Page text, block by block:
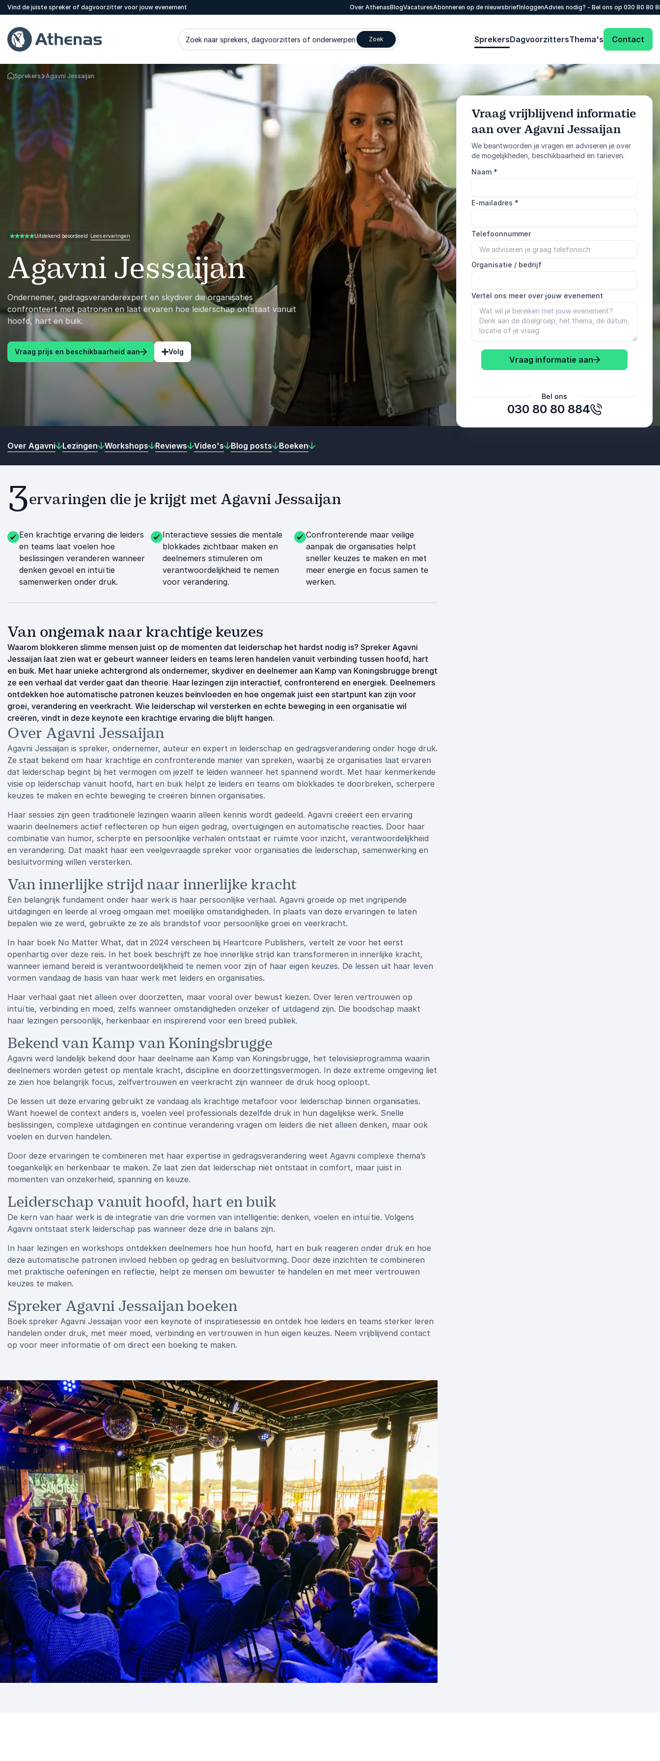
Vind de juiste spreker of dagvoorzitter voor jouw evenement Over AthenasBlogVacaturesAbonneren op de nieuwsbriefInloggenAdvies nodig? - Bel ons op 030 80 80
Zoek naar sprekers, dagvoorzitters of onderwerpen Zoek SprekersDagvoorzittersThema's Contact
Terug naar de startpagina
Sprekers Agavni Jessaijan
Agavni Jessaijan
Ondernemer, gedragsveranderexpert en skydiver die organisaties
confronteert met patronen en laat ervaren hoe leiderschap ontstaat vanuit
hoofd, hart en buik.
Vraag prijs en beschikbaarheid aan Volg
5.00 van 5Uitstekend beoordeeld Lees ervaringen
Vraag vrijblijvend informatie
aan over Agavni Jessaijan
We beantwoorden je vragen en adviseren je over
de mogelijkheden, beschikbaarheid en tarieven.
Naam *
E-mailadres *
Telefoonnummer
Organisatie / bedrijf
Vertel ons meer over jouw evenement
Vraag informatie aan
Bel ons
030 80 80 884
Projectleider HRM Vitaliteit bij Gemeente Leiden 6
januari 2022
Vraag informatie aan :
Over Agavni Lezingen Workshops Reviews Video's Blog posts Boeken
3ervaringen die je krijgt met Agavni Jessaijan
Een krachtige ervaring die leiders
en teams laat voelen hoe
beslissingen veranderen wanneer
denken gevoel en intuïtie
samenwerken onder druk.
Interactieve sessies die mentale
blokkades zichtbaar maken en
deelnemers stimuleren om
verantwoordelijkheid te nemen
voor verandering.
Confronterende maar veilige
aanpak die organisaties helpt
sneller keuzes te maken en met
meer energie en focus samen te
werken.
Van ongemak naar krachtige keuzes
Waarom blokkeren slimme mensen juist op de momenten dat leiderschap het hardst nodig is? Spreker Agavni
Jessaijan laat zien wat er gebeurt wanneer leiders en teams leren handelen vanuit verbinding tussen hoofd, hart
en buik. Met haar unieke achtergrond als ondernemer, skydiver en deelnemer aan Kamp van Koningsbrugge brengt
ze een verhaal dat verder gaat dan theorie. Haar lezingen zijn interactief, confronterend en energiek. Deelnemers
ontdekken hoe automatische patronen keuzes beïnvloeden en hoe ongemak juist een startpunt kan zijn voor
groei, verandering en veerkracht. Wie leiderschap wil versterken en echte beweging in een organisatie wil
creëren, vindt in deze keynote een krachtige ervaring die blijft hangen.
Over Agavni Jessaijan
Agavni Jessaijan is spreker, ondernemer, auteur en expert in leiderschap en gedragsverandering onder hoge druk.
Ze staat bekend om haar krachtige en confronterende manier van spreken, waarbij ze organisaties laat ervaren
dat leiderschap begint bij het vermogen om jezelf te leiden wanneer het spannend wordt. Met haar kenmerkende
visie op leiderschap vanuit hoofd, hart en buik helpt ze leiders en teams om blokkades te doorbreken, scherpere
keuzes te maken en echte beweging te creëren binnen organisaties.
Haar sessies zijn geen traditionele lezingen waarin alleen kennis wordt gedeeld. Agavni creëert een ervaring
waarin deelnemers actief reflecteren op hun eigen gedrag, overtuigingen en automatische reacties. Door haar
combinatie van humor, scherpte en persoonlijke verhalen ontstaat er ruimte voor inzicht, verantwoordelijkheid
en verandering. Dat maakt haar een veelgevraagde spreker voor organisaties die leiderschap, samenwerking en
besluitvorming willen versterken.
Van innerlijke strijd naar innerlijke kracht
Een belangrijk fundament onder haar werk is haar persoonlijke verhaal. Agavni groeide op met ingrijpende
uitdagingen en leerde al vroeg omgaan met moeilijke omstandigheden. In plaats van deze ervaringen te laten
bepalen wie ze werd, gebruikte ze ze als brandstof voor persoonlijke groei en veerkracht.
In haar boek No Matter What, dat in 2024 verscheen bij Heartcore Publishers, vertelt ze voor het eerst
openhartig over deze reis. In het boek beschrijft ze hoe innerlijke strijd kan transformeren in innerlijke kracht,
wanneer iemand bereid is verantwoordelijkheid te nemen voor zijn of haar eigen keuzes. De lessen uit haar leven
vormen vandaag de basis van haar werk met leiders en organisaties.
Haar verhaal gaat niet alleen over doorzetten, maar vooral over bewust kiezen. Over leren vertrouwen op
intuïtie, verbinding en moed, zelfs wanneer omstandigheden onzeker of uitdagend zijn. Die boodschap maakt
haar lezingen persoonlijk, herkenbaar en inspirerend voor een breed publiek.
Bekend van Kamp van Koningsbrugge
Agavni werd landelijk bekend door haar deelname aan Kamp van Koningsbrugge, het televisieprogramma waarin
deelnemers worden getest op mentale kracht, discipline en doorzettingsvermogen. In deze extreme omgeving liet
ze zien hoe belangrijk focus, zelfvertrouwen en veerkracht zijn wanneer de druk hoog oploopt.
De lessen uit deze ervaring gebruikt ze vandaag als krachtige metafoor voor leiderschap binnen organisaties.
Want hoewel de context anders is, voelen veel professionals dezelfde druk in hun dagelijkse werk. Snelle
beslissingen, complexe uitdagingen en continue verandering vragen om leiders die niet alleen denken, maar ook
voelen en durven handelen.
Door deze ervaringen te combineren met haar expertise in gedragsverandering weet Agavni complexe thema’s
toegankelijk en herkenbaar te maken. Ze laat zien dat leiderschap niet ontstaat in comfort, maar juist in
momenten van onzekerheid, spanning en keuze.
Leiderschap vanuit hoofd, hart en buik
De kern van haar werk is de integratie van drie vormen van intelligentie: denken, voelen en intuïtie. Volgens
Agavni ontstaat sterk leiderschap pas wanneer deze drie in balans zijn.
In haar lezingen en workshops ontdekken deelnemers hoe hun hoofd, hart en buik reageren onder druk en hoe
deze automatische patronen invloed hebben op gedrag en besluitvorming. Door deze inzichten te combineren
met praktische oefeningen en reflectie, helpt ze mensen om bewuster te handelen en met meer vertrouwen
keuzes te maken.
Spreker Agavni Jessaijan boeken
Boek spreker Agavni Jessaijan voor een keynote of inspiratiesessie en ontdek hoe leiders en teams sterker leren
handelen onder druk, met meer moed, verbinding en vertrouwen in hun eigen keuzes. Neem vrijblijvend contact
op voor meer informatie of om direct een boeking te maken.